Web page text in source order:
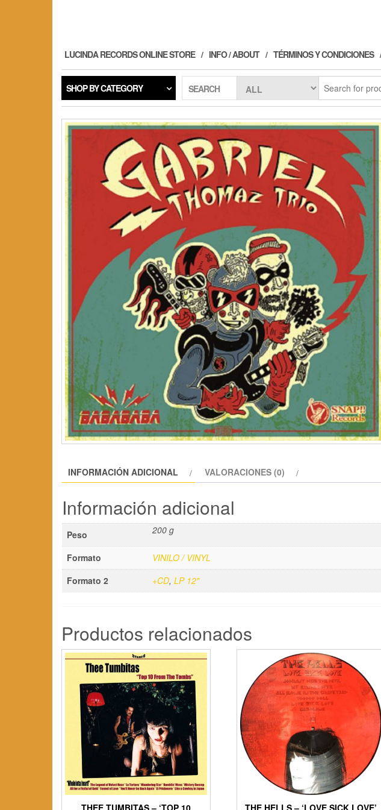
LUCINDA RECORDS ONLINE STORE INFO / ABOUT TÉRMINOS Y CONDICIONES
SHOP BY CATEGORY SEARCH
INFORMACIÓN ADICIONAL VALORACIONES (0)
Información adicional
Peso 200 g
Formato
VINILO / VINYL
Formato 2
+CD, LP 12"
Productos relacionados